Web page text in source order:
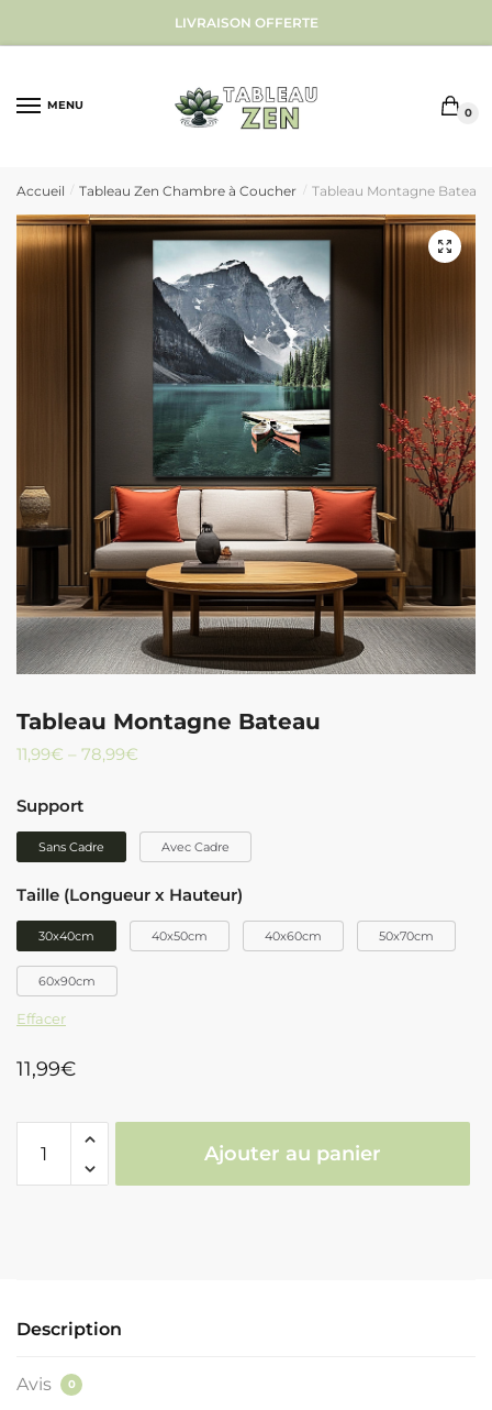
LIVRAISON OFFERTE
MENU
0
Accueil / Tableau Zen Chambre à Coucher / Tableau Montagne Bateau
Tableau Montagne Bateau
11,99€ – 78,99€
Support
Sans Cadre Avec Cadre
Taille (Longueur x Hauteur)
30x40cm 40x50cm 40x60cm 50x70cm
60x90cm
Effacer
11,99€
Tableau
Ajouter au panier
Description
Avis 0